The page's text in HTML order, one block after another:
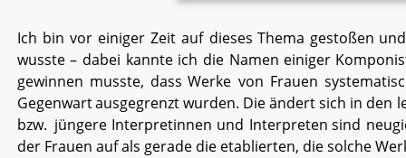
Ich bin vor einiger Zeit auf dieses Thema gestoßen und
wusste – dabei kannte ich die Namen einiger
gewinnen musste, dass Werke von Frauen
Gegenwartausgegrenztwurden. Die ändertsich in den
bzw. jüngere Interpretinnen und Interpreten sind
der Frauen auf als gerade die etablierten, die solche